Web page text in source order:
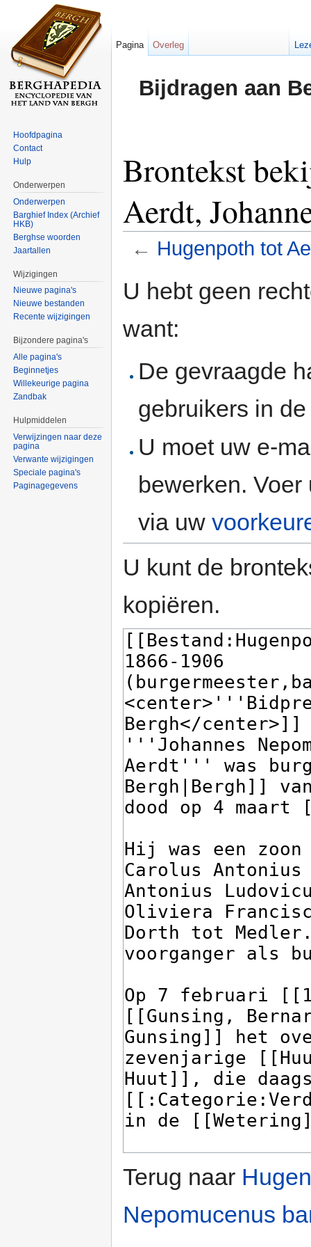
Bijdragen aan
Brontekst
Aerdt,
← Hugenpoth tot
U hebt geen
want:
De gevraagde
gebruikers in
U moet uw e-
bewerken.
via uw
U kunt de
kopiëren.
Terug naar
Nepomucenus
Pagina Overleg
Hoofdpagina
Contact
Hulp
Onderwerpen
Onderwerpen
Barghief Index (Archief
HKB)
Berghse woorden
Jaartallen
Wijzigingen
Nieuwe pagina's
Nieuwe bestanden
Recente wijzigingen
Bijzondere pagina's
Alle pagina's
Beginnetjes
Willekeurige pagina
Zandbak
Hulpmiddelen
Verwijzingen naar deze
pagina
Verwante wijzigingen
Speciale pagina's
Paginagegevens